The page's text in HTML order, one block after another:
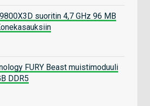
suoritin 4,7 GHz 96 MB
FURY Beast muistimoduuli
DDR5